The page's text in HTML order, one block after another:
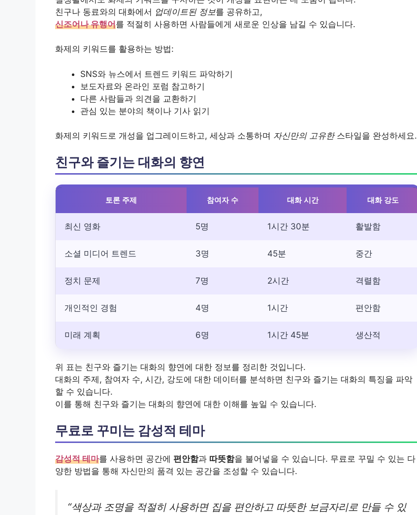
친구나 동료와의 대화에서 업데이트된 정보를 공유하고,
신조어나 유행어를 적절히 사용하면 사람들에게 새로운 인상을 남길 수 있습니다.
화제의 키워드를 활용하는 방법:
SNS와 뉴스에서 트렌드 키워드 파악하기
보도자료와 온라인 포럼 참고하기
다른 사람들과 의견을 교환하기
관심 있는 분야의 책이나 기사 읽기
화제의 키워드로 개성을 업그레이드하고, 세상과 소통하며 자신만의 고유한스타일을 완성하세요.
친구와 즐기는 대화의 향연
토론 주제 참여자 수 대화 시간 대화 강도
최신 영화 5명 1시간 30분 활발함
소셜 미디어 트렌드 3명 45분 중간
정치 문제 7명 2시간 격렬함
개인적인 경험 4명 1시간 편안함
미래 계획 6명 1시간 45분 생산적
위 표는 친구와 즐기는 대화의 향연에 대한 정보를 정리한 것입니다.
대화의 주제, 참여자 수, 시간, 강도에 대한 데이터를 분석하면 친구와 즐기는 대화의 특징을 파악
할 수 있습니다.
이를 통해 친구와 즐기는 대화의 향연에 대한 이해를 높일 수 있습니다.
무료로 꾸미는 감성적 테마
감성적 테마를 사용하면 공간에 편안함과 따뜻함을 불어넣을 수 있습니다. 무료로 꾸밀 수 있는 다
양한 방법을 통해 자신만의 품격 있는 공간을 조성할 수 있습니다.
“색상과 조명을 적절히 사용하면 집을 편안하고 따뜻한 보금자리로 만들 수 있